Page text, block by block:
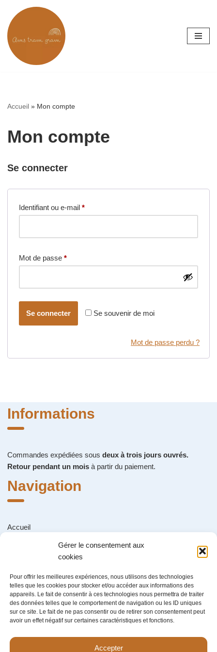
Gérer le consentement aux
cookies
Pour offrir les meilleures expériences, nous utilisons des technologies
telles que les cookies pour stocker et/ou accéder aux informations des
appareils. Le fait de consentir à ces technologies nous permettra de traiter
des données telles que le comportement de navigation ou les ID uniques
sur ce site. Le fait de ne pas consentir ou de retirer son consentement peut
avoir un effet négatif sur certaines caractéristiques et fonctions.
Accepter
Aller
au
contenu
Accueil » Mon compte
Mon compte
Se connecter
Identifiant ou e-mail *
Mot de passe *
Se souvenir de moi
Se connecter
Mot de passe perdu ?
Informations
Commandes expédiées sous deux à trois jours ouvrés.
Retour pendant un mois à partir du paiement.
Navigation
Accueil
Panier
Nous contacter
Retrouvez-nous sur notre Instagram :@amstramgram_shop.fr